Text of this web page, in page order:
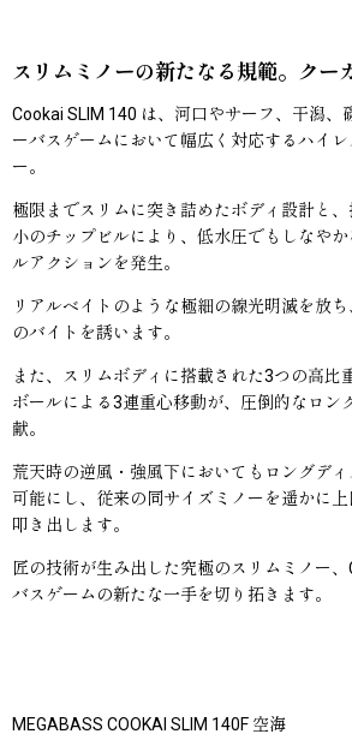
スリムミノーの新たなる規範。クー
Cookai SLIM 140 は、河口やサーフ、干潟、
ーバスゲームにおいて幅広く対応するハイ
ー。
極限までスリムに突き詰めたボディ設計と
小のチップビルにより、低水圧でもしなや
ルアクションを発生。
リアルベイトのような極細の線光明滅を放
のバイトを誘います。
また、スリムボディに搭載された3つの高比
ボールによる3連重心移動が、圧倒的なロン
献。
荒天時の逆風・強風下においてもロングデ
可能にし、従来の同サイズミノーを遥かに
叩き出します。
匠の技術が生み出した究極のスリムミノー
バスゲームの新たな一手を切り拓きます。
MEGABASS COOKAI SLIM 140F 空海